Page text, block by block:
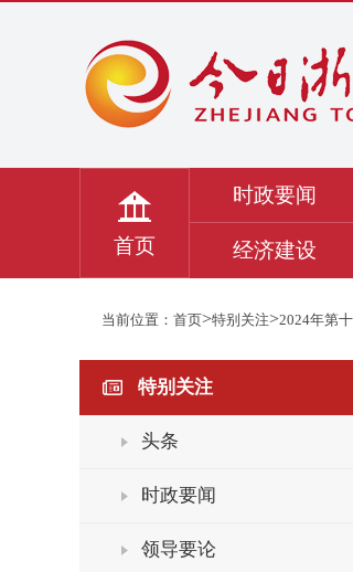
首页
时政要闻
经济建设
当前位置： 首页>特别关注>2024年第
特别关注
头条
时政要闻
领导要论